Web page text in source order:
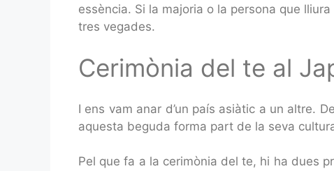
essència. Si la majoria o la persona que
tres vegades.
Cerimònia del te al
I ens vam anar d’un país asiàtic a un altre.
aquesta beguda forma part de la seva
Pel que fa a la cerimònia del te, hi ha dues